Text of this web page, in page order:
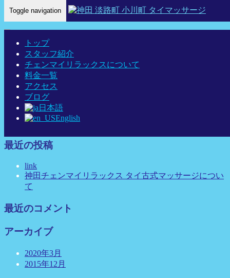
Toggle navigation
トップ
スタッフ紹介
チェンマイリラックスについて
料金一覧
アクセス
ブログ
日本語
English
Home- ハナ(…
ハナ(Hana)神田 タイマッサージ タイ古式マッサージ チェン
マイリラックス
最近の投稿
link
神田チェンマイリラックス タイ古式マッサージについ
て
最近のコメント
アーカイブ
2020年3月
2015年12月